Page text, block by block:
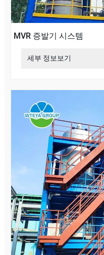
MVR 증발기 시스템
세부 정보보기